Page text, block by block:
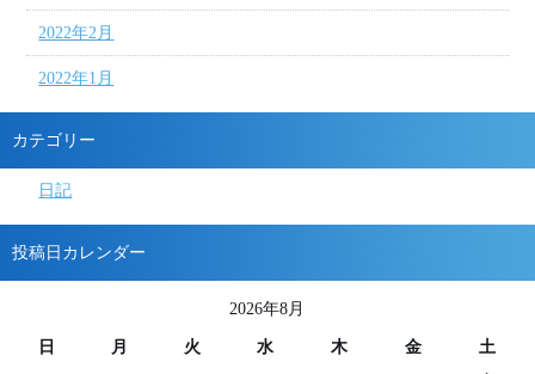
2022年2月
2022年1月
カテゴリー
日記
投稿日カレンダー
2026年8月
日 月 火 水 木 金
土